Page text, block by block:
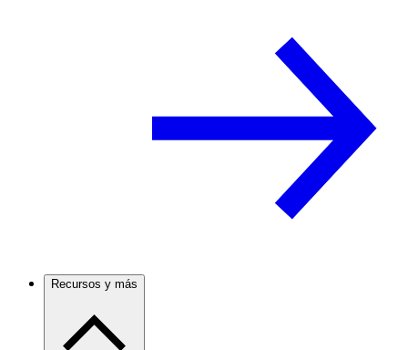
Recursos y más